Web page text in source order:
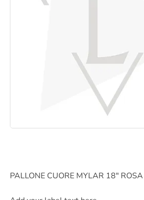
PALLONE CUORE MYLAR 18"